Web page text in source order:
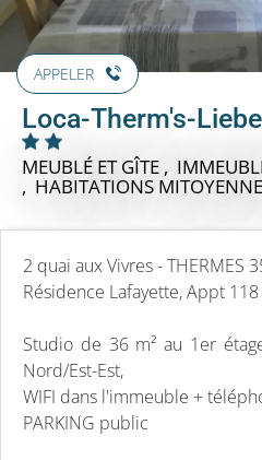
APPELER
Loca-Therm's-
MEUBLÉ ET GÎTE ,
, HABITATIONS
2 quai aux Vivres - THERMES
Résidence Lafayette, Appt 118
Studio de 36 m² au 1er
Nord/Est-Est,
WIFI dans l'immeuble +
PARKING public